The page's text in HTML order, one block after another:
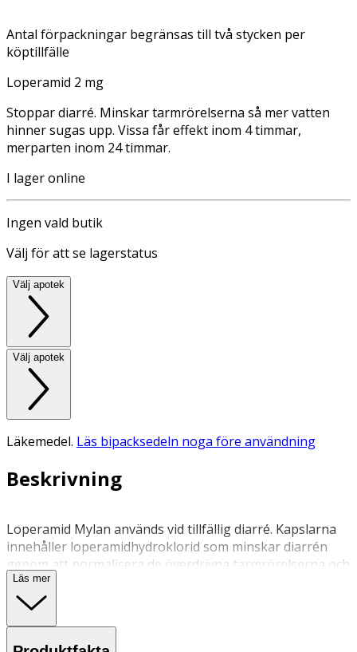
Antal förpackningar begränsas till två stycken per
köptillfälle
Loperamid 2 mg
Stoppar diarré. Minskar tarmrörelserna så mer vatten
hinner sugas upp. Vissa får effekt inom 4 timmar,
merparten inom 24 timmar.
I lager online
Ingen vald butik
Välj för att se lagerstatus
Välj apotek
Välj apotek
Läkemedel. Läs bipacksedeln noga före användning
Beskrivning
Loperamid Mylan används vid tillfällig diarré. Kapslarna
innehåller loperamidhydroklorid som minskar diarrén
genom att normalisera de överdrivna tarmrörelserna och
underlättar upptag av vatten och salter från tarmen.
• Vanlig dos för vuxna och ungdomar från 12 år: Börja
Läs mer